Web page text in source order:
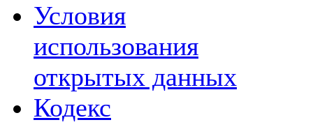
Условия
использования
открытых данных
Кодекс